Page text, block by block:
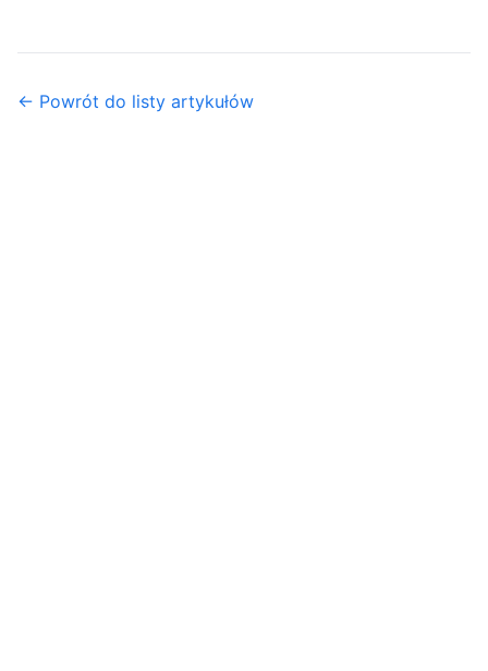
← Powrót do listy artykułów